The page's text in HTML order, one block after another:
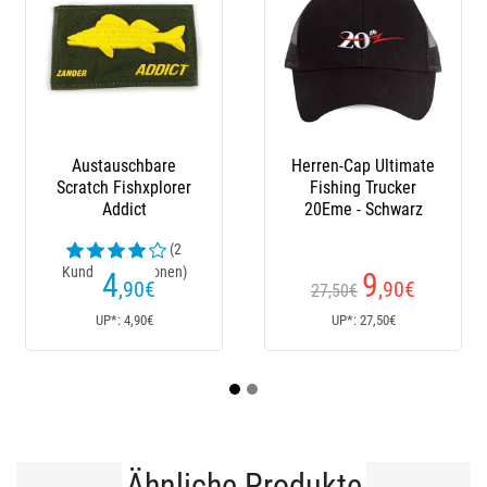
Herren-Cap Ultimate
Fishing Trucker
20Eme - Schwarz
9 ,90€
UP*: 27,50€
Männer-Sweat Vmc
Hoodie Organic
59€